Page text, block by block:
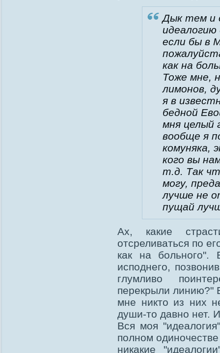
Дык тем и
если бы в
как на
Тоже мне,
лимонов,
я в
бедной
мня целый
вообще я
комуняка,
кого вы
т.д. Так
могу,
лучше не
пущай
Ах, какие
отсреливаться по
как на больного".
исподнего,
глумливо
перекрыли линию?"
мне никто из них
души-то давно нет.
Вся моя
полном
никакие